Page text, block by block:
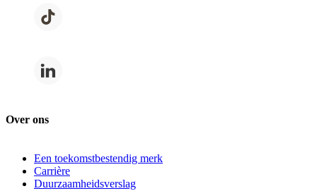
Over ons
Een toekomstbestendig merk
Carrière
Duurzaamheidsverslag